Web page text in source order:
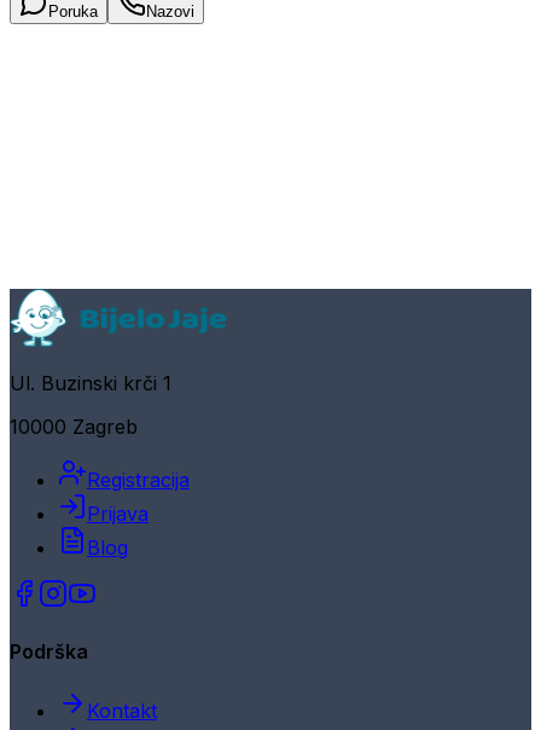
Poruka Nazovi
Ul. Buzinski krči 1
10000 Zagreb
Registracija
Prijava
Blog
Podrška
Kontakt